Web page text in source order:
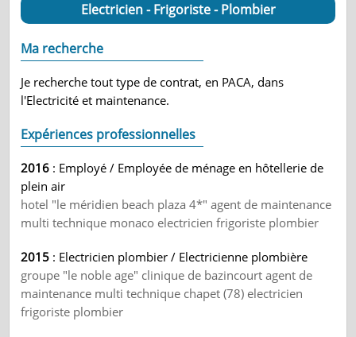
Electricien - Frigoriste - Plombier
Ma recherche
Je recherche tout type de contrat, en PACA, dans
l'Electricité et maintenance.
Expériences professionnelles
2016 : Employé / Employée de ménage en hôtellerie de
plein air
hotel "le méridien beach plaza 4*" agent de maintenance
multi technique monaco electricien frigoriste plombier
2015 : Electricien plombier / Electricienne plombière
groupe "le noble age" clinique de bazincourt agent de
maintenance multi technique chapet (78) electricien
frigoriste plombier